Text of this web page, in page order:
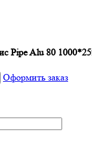
Pipe Alu 80
Оформить заказ